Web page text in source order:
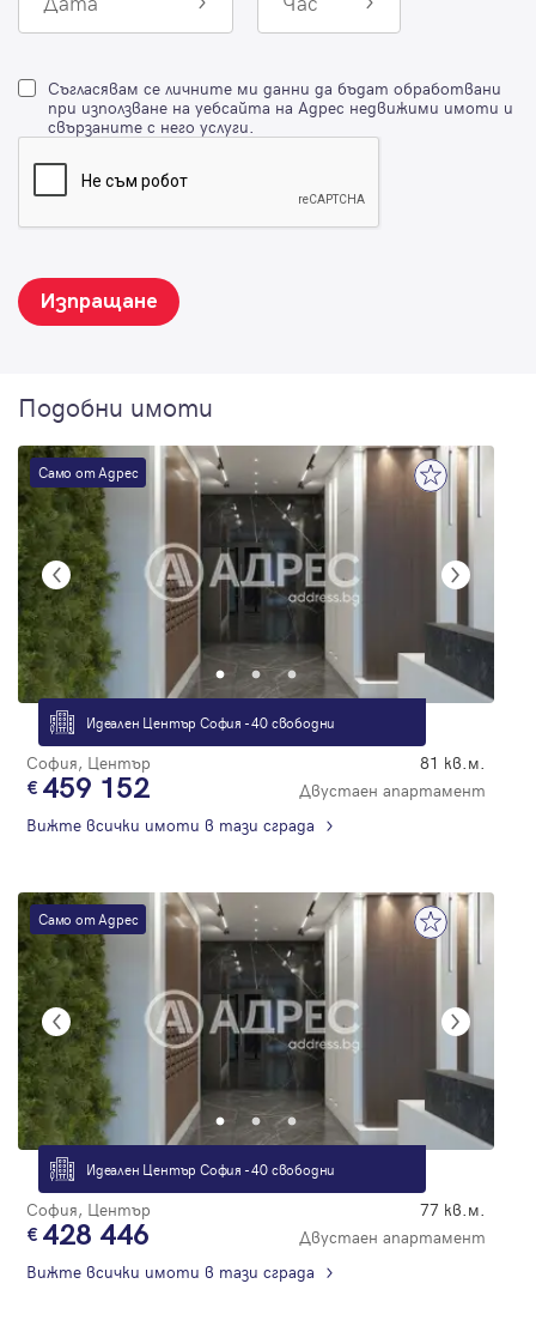
Съгласявам се личните ми данни да бъдат обработвани
при използване на уебсайта на Адрес недвижими имоти и
свързаните с него услуги.
Изпращане
Подобни имоти
Само от Адрес
Идеален Център София - 40 свободни
София, Център 81 кв.м.
459 152
Двустаен апартамент
Вижте всички имоти в тази сграда
Само от Адрес
Идеален Център София - 40 свободни
София, Център 77 кв.м.
428 446
Двустаен апартамент
Вижте всички имоти в тази сграда